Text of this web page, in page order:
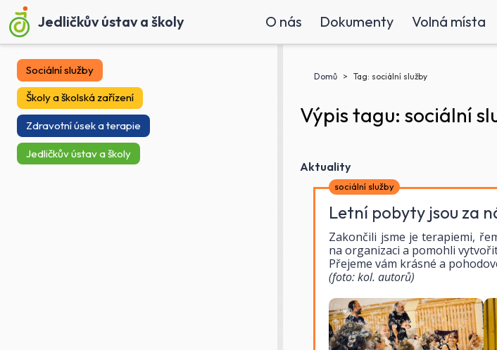
Jedličkův ústav a školy O nás Dokumenty Volná místa
Sociální služby
Školy a školská zařízení
Zdravotní úsek a terapie
Jedličkův ústav a školy
Domů Tag: sociální služby(aktuální)
Výpis tagu: sociální
Aktuality
sociální služby
Letní pobyty jsou za
Zakončili jsme je terapiemi,
na organizaci a pomohli
Přejeme vám krásné a
(foto: kol. autorů)